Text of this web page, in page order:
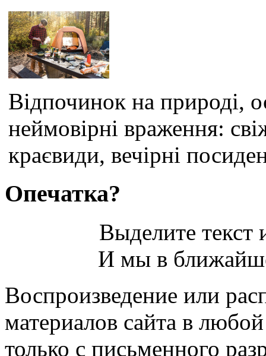
Відпочинок на природі,
неймовірні враження:
краєвиди, вечірні
Опечатка?
Выделите
И мы в
Воспроизведение или
материалов сайта в
только с письменного